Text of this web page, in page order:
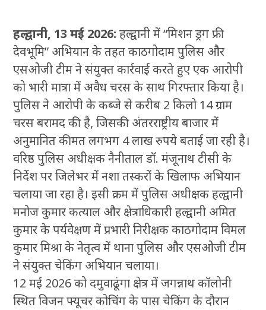
हल्द्वानी, 13 मई 2026:हल्द्वानी में “मिशन ड्रग फ्री
देवभूमि” अभियान के तहत काठगोदाम पुलिस और
एसओजी टीम ने संयुक्त कार्रवाई करते हुए एक आरोपी
को भारी मात्रा में अवैध चरस के साथ गिरफ्तार किया है।
पुलिस ने आरोपी के कब्जे से करीब 2 किलो 14 ग्राम
चरस बरामद की है, जिसकी अंतरराष्ट्रीय बाजार में
अनुमानित कीमत लगभग 4 लाख रुपये बताई जा रही है।
वरिष्ठ पुलिस अधीक्षक नैनीताल डॉ. मंजूनाथ टीसी के
निर्देश पर जिलेभर में नशा तस्करों के खिलाफ अभियान
चलाया जा रहा है। इसी क्रम में पुलिस अधीक्षक हल्द्वानी
मनोज कुमार कत्याल और क्षेत्राधिकारी हल्द्वानी अमित
कुमार के पर्यवेक्षण में प्रभारी निरीक्षक काठगोदाम विमल
कुमार मिश्रा के नेतृत्व में थाना पुलिस और एसओजी टीम
ने संयुक्त चेकिंग अभियान चलाया।
12 मई 2026 को दमुवाढूंगा क्षेत्र में जगन्नाथ कॉलोनी
स्थित विजन फ्यूचर कोचिंग के पास चेकिंग के दौरान